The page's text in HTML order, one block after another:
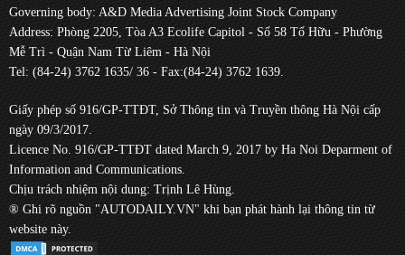
Governing body: A&D Media Advertising Joint Stock Company
Address: Phòng 2205, Tòa A3 Ecolife Capitol - Số 58 Tố Hữu - Phường
Mễ Trì - Quận Nam Từ Liêm - Hà Nội
Tel: (84-24) 3762 1635/ 36 - Fax:(84-24) 3762 1639.
Giấy phép số 916/GP-TTĐT, Sở Thông tin và Truyền thông Hà Nội cấp
ngày 09/3/2017.
Licence No. 916/GP-TTĐT dated March 9, 2017 by Ha Noi Deparment of
Information and Communications.
Chịu trách nhiệm nội dung: Trịnh Lê Hùng.
® Ghi rõ nguồn "AUTODAILY.VN" khi bạn phát hành lại thông tin từ
website này.